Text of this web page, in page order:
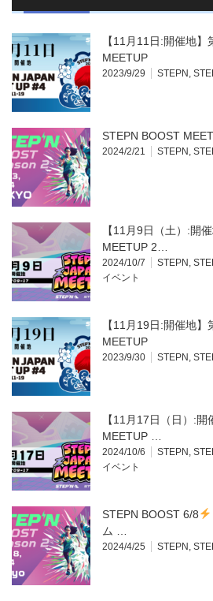
【11月11日:開催地】
MEETUP
2023/9/29 STEPN,
STEPN BOOST
2024/2/21 STEPN,
【11月9日（土）:開
MEETUP 2…
2024/10/7 STEPN,
イベント
【11月19日:開催地】
MEETUP
2023/9/30 STEPN,
【11月17日（日）:
MEETUP …
2024/10/6 STEPN,
イベント
STEPN BOOST 6/8
ム …
2024/4/25 STEPN,